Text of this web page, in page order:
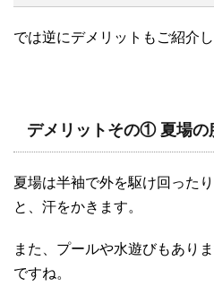
では逆にデメリットもご紹介し
デメリットその① 夏場の
夏場は半袖で外を駆け回った
と、汗をかきます。
また、プールや水遊びもあり
ですね。